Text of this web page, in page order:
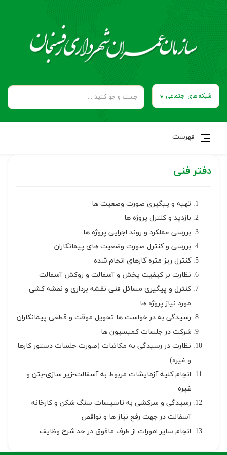
شبکه های اجتماعی
فهرست
دفتر فنی
تهیه و پیگیری صورت وضعیت ها
بازدید و کنترل پروژه ها
بررسی عملکرد و روند اجرایی پروژه ها
بررسی و کنترل صورت وضعیت های پیمانکاران
کنترل ریز متره کارهای انجام شده
نظارت بر کیفیت پخش و آسفالت و روکش آسفالت
کنترل و پیگیری مسائل فنی نقشه برداری و نقشه کشی
مورد نیاز پروژه ها
رسیدگی به در خواست ها تحویل موقت و قطعی پیمانکاران
شرکت در جلسات کمیسیون ها
نظارت در رسیدگی به مکاتبات (صورت جلسات دستور کارها
و غیره)
انجام کلیه آزمایشات مربوط به آسفالت-زیر سازی-بتن و
غیره
رسیدگی و سرکشی به تاسیسات سنگ شکن و کارخانه
آسفالت در جهت رفع نیاز ها و نواقص
انجام سایر امورات از طرف مافوق در حد شرح وظایف